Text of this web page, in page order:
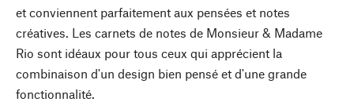
et conviennent parfaitement aux pensées et notes
créatives. Les carnets de notes de Monsieur & Madame
Rio sont idéaux pour tous ceux qui apprécient la
combinaison d'un design bien pensé et d'une grande
fonctionnalité.